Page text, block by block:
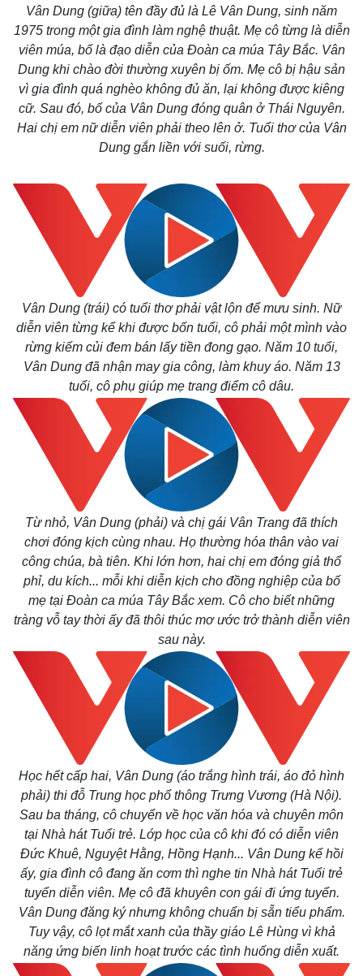
Thế giới
Quan sát
Cuộc sống đó đây
Multimedia
Ảnh
E-Magazine
Infographic
Vân Dung (giữa) tên đầy đủ là Lê Vân Dung, sinh năm
1975 trong một gia đình làm nghệ thuật. Mẹ cô từng là diễn
viên múa, bố là đạo diễn của Đoàn ca múa Tây Bắc. Vân
Dung khi chào đời thường xuyên bị ốm. Mẹ cô bị hậu sản
vì gia đình quá nghèo không đủ ăn, lại không được kiêng
cữ. Sau đó, bố của Vân Dung đóng quân ở Thái Nguyên.
Hai chị em nữ diễn viên phải theo lên ở. Tuổi thơ của Vân
Dung gắn liền với suối, rừng.
Vân Dung (trái) có tuổi thơ phải vật lộn để mưu sinh. Nữ
diễn viên từng kể khi được bốn tuổi, cô phải một mình vào
rừng kiếm củi đem bán lấy tiền đong gạo. Năm 10 tuổi,
Vân Dung đã nhận may gia công, làm khuy áo. Năm 13
tuổi, cô phụ giúp mẹ trang điểm cô dâu.
Từ nhỏ, Vân Dung (phải) và chị gái Vân Trang đã thích
chơi đóng kịch cùng nhau. Họ thường hóa thân vào vai
công chúa, bà tiên. Khi lớn hơn, hai chị em đóng giả thổ
phỉ, du kích... mỗi khi diễn kịch cho đồng nghiệp của bố
mẹ tại Đoàn ca múa Tây Bắc xem. Cô cho biết những
tràng vỗ tay thời ấy đã thôi thúc mơ ước trở thành diễn viên
sau này.
Học hết cấp hai, Vân Dung (áo trắng hình trái, áo đỏ hình
phải) thi đỗ Trung học phổ thông Trưng Vương (Hà Nội).
Sau ba tháng, cô chuyển về học văn hóa và chuyên môn
tại Nhà hát Tuổi trẻ. Lớp học của cô khi đó có diễn viên
Đức Khuê, Nguyệt Hằng, Hồng Hạnh... Vân Dung kể hồi
ấy, gia đình cô đang ăn cơm thì nghe tin Nhà hát Tuổi trẻ
tuyển diễn viên. Mẹ cô đã khuyên con gái đi ứng tuyển.
Vân Dung đăng ký nhưng không chuẩn bị sẵn tiểu phẩm.
Tuy vậy, cô lọt mắt xanh của thầy giáo Lê Hùng vì khả
năng ứng biến linh hoạt trước các tình huống diễn xuất.